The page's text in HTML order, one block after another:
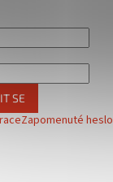
SE
Zapomenuté heslo